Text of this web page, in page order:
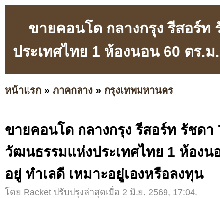
ขายคอนโด กลางกรุง รีสอร์
ประเทศไทย 1 ห้องนอน 60 ตร.
หน้าแรก » ภาคกลาง » กรุงเทพมหานคร
ขายคอนโด กลางกรุง รีสอร์ท รัชดา
วัฒนธรรมแห่งประเทศไทย 1 ห้องน
อยู่ ทำเลดี เหมาะอยู่เองหรือลงทุน
โดย Racket ปรับปรุงล่าสุดเมื่อ 2 มิ.ย. 2569, 17:04.